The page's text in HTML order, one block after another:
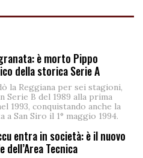
è morto Pippo
della storica Serie A
la Reggiana per sei stagioni,
Serie B del 1989 alla prima
1993, conquistando anche la
a San Siro il 1° maggio 1994.
entra in società: è il nuovo
Tecnica